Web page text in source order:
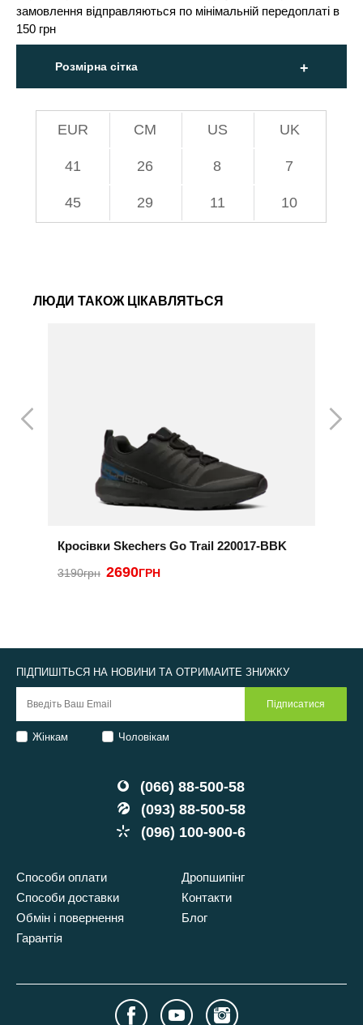
замовлення відправляються по мінімальній передоплаті в
150 грн
Розмірна сітка
EUR СМ US UK
41 26 8 7
45 29 11 10
ЛЮДИ ТАКОЖ ЦІКАВЛЯТЬСЯ
Кросівки Skechers Go Trail 220017-BBK
3190грн 2690ГРН
(066) 88-500-58
(093) 88-500-58
(096) 100-900-6
Способи оплати
Способи доставки
Обмін і повернення
Гарантія
Дропшипінг
Контакти
Блог
ПІДПИШІТЬСЯ НА НОВИНИ ТА ОТРИМАЙТЕ ЗНИЖКУ
Жінкам Чоловікам